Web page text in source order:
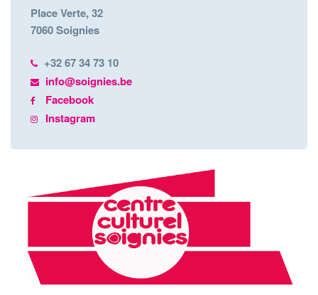
Place Verte, 32
7060 Soignies
+32 67 34 73 10
info@soignies.be
Facebook
Instagram